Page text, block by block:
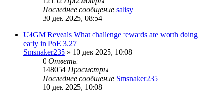
Последнее сообщение salisy
30 дек 2025, 08:54
U4GM Reveals What challenge rewards are worth doing
early in PoE 3.27
Smsnaker235 » 10 дек 2025, 10:08
0 Ответы
148054 Просмотры
Последнее сообщение Smsnaker235
10 дек 2025, 10:08